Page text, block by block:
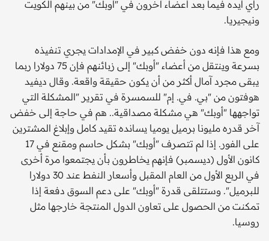
رأي أيده فيما بعد أعضاء آخرون في "أوبك" من بينهم الكويت
ونيجيريا.
ومع هذا فإنه دون خفض كبير في الإمدادات يجري تنفيذه
بسرعة وينتقل من أعضاء "أوبك" إلى زبائنهم فإن 75 دولارا ربما
يبقى مجرد آمال أكثر من أن يكون حقيقة واقعة. وقال ديفيد
هوفتون من "بي. في. إم" للسمسرة في تقرير "المشكلة التي
تواجهها "أوبك" هي مشكلة مصداقية.. هم في حاجة إلى خفض
آخر قدره مليونا برميل يوميا يسانده تقيد كامل وإبلاغ المشترين
على الفور. إذا لم تتصرف "أوبك" بشكل حاسم ومقنع في 17
كانون الأول (ديسمبر) فإنهم يخاطرون بأن يجتمعوا مرة أخرى
في الربع الأول من العام المقبل وأسعار النفط عند 30 دولارا
للبرميل". وستتلقى قدرة "أوبك" على دعم السوق دفعة إذا
تمكنت من الحصول على تعاون الدول المنتجة خارجها مثل
روسيا.